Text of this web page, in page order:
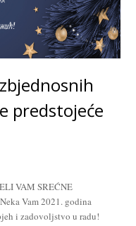
predstojeće
VAM SREĆNE
Vam 2021. godina
i zadovoljstvo u radu!